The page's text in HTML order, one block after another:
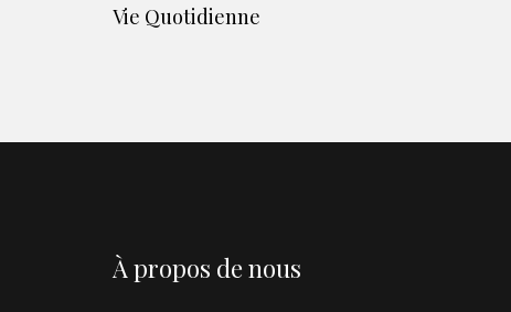
Vie Quotidienne
À propos de nous